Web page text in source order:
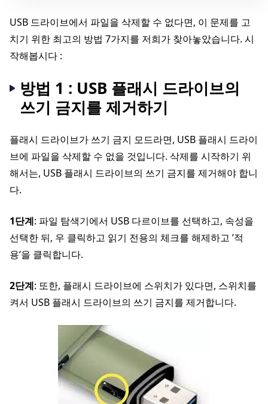
USB 드라이브에서 파일을 삭제할 수 없다면, 이 문제를 고
치기 위한 최고의 방법 7가지를 저희가 찾아놓았습니다. 시
작해봅시다 :
방법 1 : USB 플래시 드라이브의
쓰기 금지를 제거하기
플래시 드라이브가 쓰기 금지 모드라면, USB 플래시 드라이
브에 파일을 삭제할 수 없을 것입니다. 삭제를 시작하기 위
해서는, USB 플래시 드라이브의 쓰기 금지를 제거해야 합니
다.
1단계: 파일 탐색기에서 USB 다르이브를 선택하고, 속성을
선택한 뒤, 우 클릭하고 읽기 전용의 체크를 해제하고 ’적
용‘을 클릭합니다.
2단계: 또한, 플래시 드라이브에 스위치가 있다면, 스위치를
켜서 USB 플래시 드라이브의 쓰기 금지를 제거합니다.